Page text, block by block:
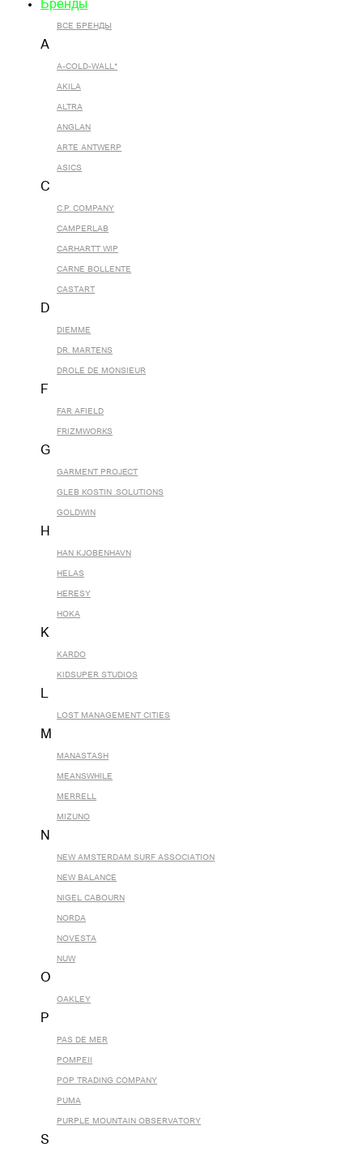
Бренды
ВСЕ БРЕНДЫ
A
A-COLD-WALL*
AKILA
ALTRA
ANGLAN
ARTE ANTWERP
ASICS
C
C.P. COMPANY
CAMPERLAB
CARHARTT WIP
CARNE BOLLENTE
CASTART
D
DIEMME
DR. MARTENS
DROLE DE MONSIEUR
F
FAR AFIELD
FRIZMWORKS
G
GARMENT PROJECT
GLEB KOSTIN .SOLUTIONS
GOLDWIN
H
HAN KJOBENHAVN
HELAS
HERESY
HOKA
K
KARDO
KIDSUPER STUDIOS
L
LOST MANAGEMENT CITIES
M
MANASTASH
MEANSWHILE
MERRELL
MIZUNO
N
NEW AMSTERDAM SURF ASSOCIATION
NEW BALANCE
NIGEL CABOURN
NORDA
NOVESTA
NUW
O
OAKLEY
P
PAS DE MER
POMPEII
POP TRADING COMPANY
PUMA
PURPLE MOUNTAIN OBSERVATORY
S